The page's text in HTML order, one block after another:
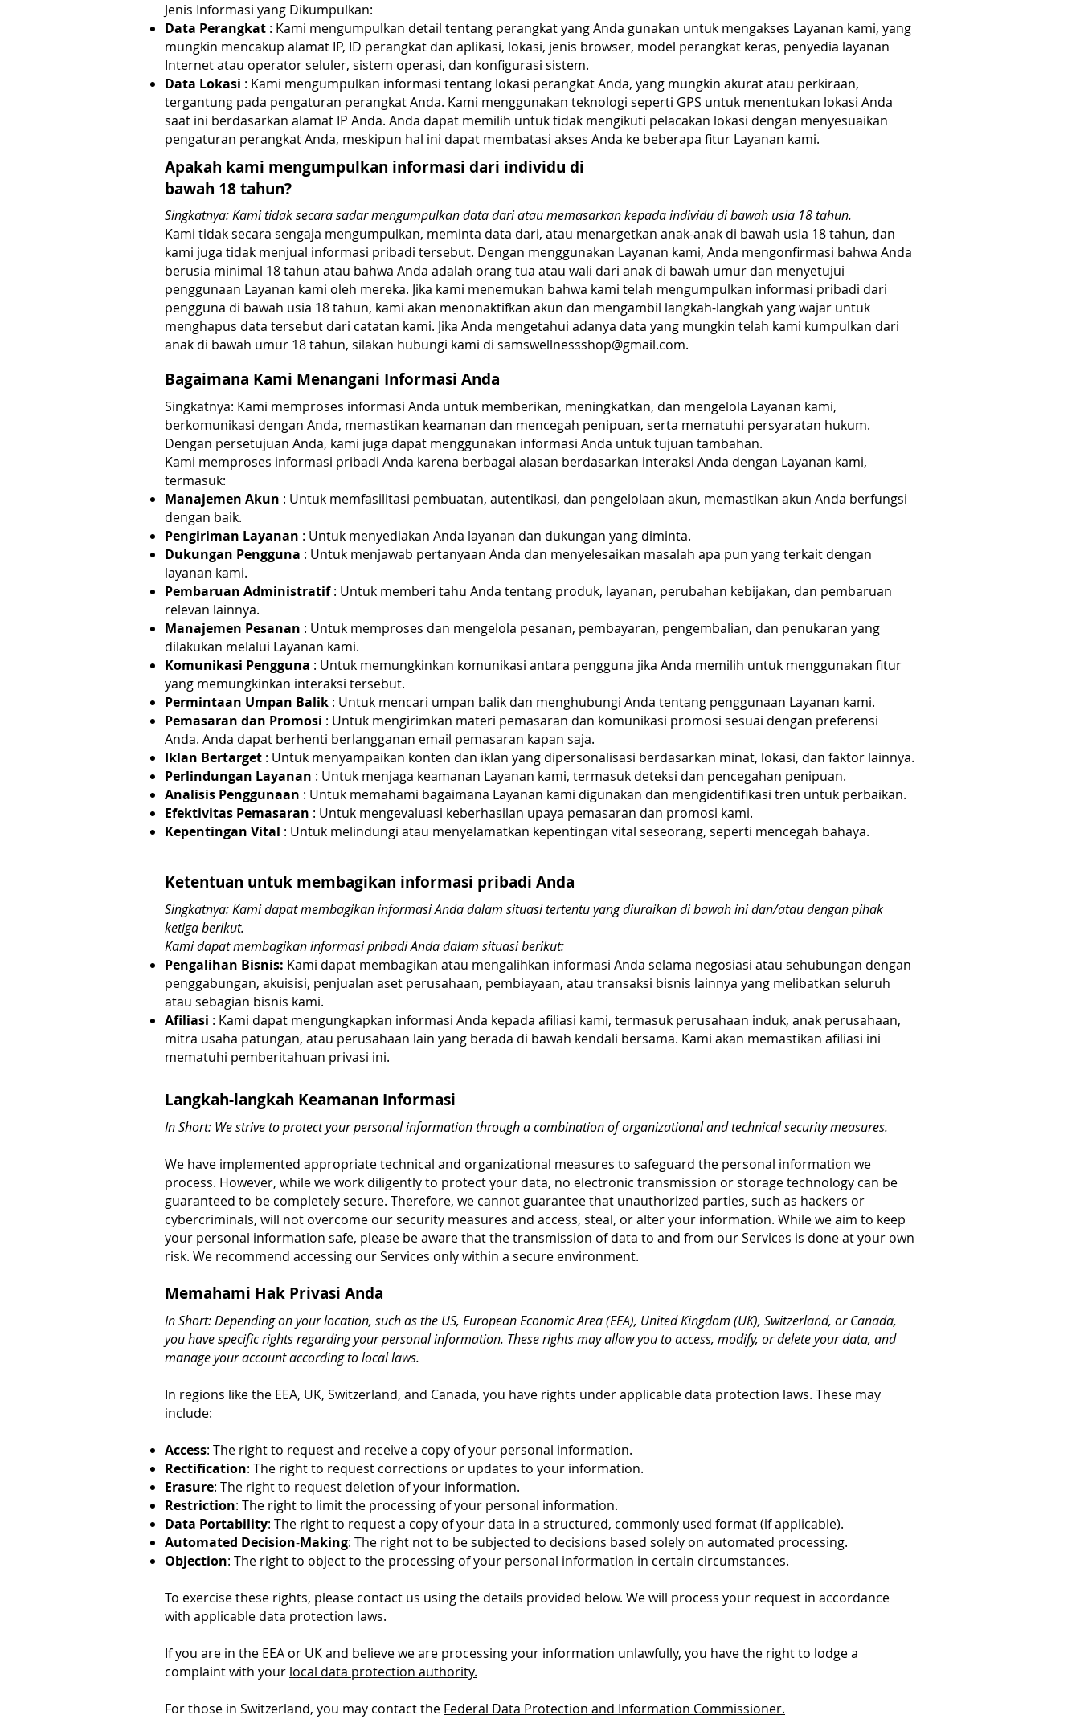
Jenis Informasi yang Dikumpulkan:
Data Perangkat : Kami mengumpulkan detail tentang perangkat yang Anda gunakan untuk mengakses Layanan kami, yang
mungkin mencakup alamat IP, ID perangkat dan aplikasi, lokasi, jenis browser, model perangkat keras, penyedia layanan
Internet atau operator seluler, sistem operasi, dan konfigurasi sistem.
Data Lokasi : Kami mengumpulkan informasi tentang lokasi perangkat Anda, yang mungkin akurat atau perkiraan,
tergantung pada pengaturan perangkat Anda. Kami menggunakan teknologi seperti GPS untuk menentukan lokasi Anda
saat ini berdasarkan alamat IP Anda. Anda dapat memilih untuk tidak mengikuti pelacakan lokasi dengan menyesuaikan
pengaturan perangkat Anda, meskipun hal ini dapat membatasi akses Anda ke beberapa fitur Layanan kami.
Apakah kami mengumpulkan informasi dari individu di
bawah 18 tahun?
Singkatnya: Kami tidak secara sadar mengumpulkan data dari atau memasarkan kepada individu di bawah usia 18 tahun.
Kami tidak secara sengaja mengumpulkan, meminta data dari, atau menargetkan anak-anak di bawah usia 18 tahun, dan
kami juga tidak menjual informasi pribadi tersebut. Dengan menggunakan Layanan kami, Anda mengonfirmasi bahwa Anda
berusia minimal 18 tahun atau bahwa Anda adalah orang tua atau wali dari anak di bawah umur dan menyetujui
penggunaan Layanan kami oleh mereka. Jika kami menemukan bahwa kami telah mengumpulkan informasi pribadi dari
pengguna di bawah usia 18 tahun, kami akan menonaktifkan akun dan mengambil langkah-langkah yang wajar untuk
menghapus data tersebut dari catatan kami. Jika Anda mengetahui adanya data yang mungkin telah kami kumpulkan dari
anak di bawah umur 18 tahun, silakan hubungi kami di samswellnessshop@gmail.com.
Bagaimana Kami Menangani Informasi Anda
Singkatnya: Kami memproses informasi Anda untuk memberikan, meningkatkan, dan mengelola Layanan kami,
berkomunikasi dengan Anda, memastikan keamanan dan mencegah penipuan, serta mematuhi persyaratan hukum.
Dengan persetujuan Anda, kami juga dapat menggunakan informasi Anda untuk tujuan tambahan.
Kami memproses informasi pribadi Anda karena berbagai alasan berdasarkan interaksi Anda dengan Layanan kami,
termasuk:
Manajemen Akun : Untuk memfasilitasi pembuatan, autentikasi, dan pengelolaan akun, memastikan akun Anda berfungsi
dengan baik.
Pengiriman Layanan : Untuk menyediakan Anda layanan dan dukungan yang diminta.
Dukungan Pengguna : Untuk menjawab pertanyaan Anda dan menyelesaikan masalah apa pun yang terkait dengan
layanan kami.
Pembaruan Administratif: Untuk memberi tahu Anda tentang produk, layanan, perubahan kebijakan, dan pembaruan
relevan lainnya.
Manajemen Pesanan : Untuk memproses dan mengelola pesanan, pembayaran, pengembalian, dan penukaran yang
dilakukan melalui Layanan kami.
Komunikasi Pengguna : Untuk memungkinkan komunikasi antara pengguna jika Anda memilih untuk menggunakan fitur
yang memungkinkan interaksi tersebut.
Permintaan Umpan Balik : Untuk mencari umpan balik dan menghubungi Anda tentang penggunaan Layanan kami.
Pemasaran dan Promosi : Untuk mengirimkan materi pemasaran dan komunikasi promosi sesuai dengan preferensi
Anda. Anda dapat berhenti berlangganan email pemasaran kapan saja.
Iklan Bertarget : Untuk menyampaikan konten dan iklan yang dipersonalisasi berdasarkan minat, lokasi, dan faktor lainnya.
Perlindungan Layanan : Untuk menjaga keamanan Layanan kami, termasuk deteksi dan pencegahan penipuan.
Analisis Penggunaan : Untuk memahami bagaimana Layanan kami digunakan dan mengidentifikasi tren untuk perbaikan.
Efektivitas Pemasaran : Untuk mengevaluasi keberhasilan upaya pemasaran dan promosi kami.
Kepentingan Vital : Untuk melindungi atau menyelamatkan kepentingan vital seseorang, seperti mencegah bahaya.
Ketentuan untuk membagikan informasi pribadi Anda
Singkatnya: Kami dapat membagikan informasi Anda dalam situasi tertentu yang diuraikan di bawah ini dan/atau dengan pihak
ketiga berikut.
Kami dapat membagikan informasi pribadi Anda dalam situasi berikut:
Pengalihan Bisnis: Kami dapat membagikan atau mengalihkan informasi Anda selama negosiasi atau sehubungan dengan
penggabungan, akuisisi, penjualan aset perusahaan, pembiayaan, atau transaksi bisnis lainnya yang melibatkan seluruh
atau sebagian bisnis kami.
Afiliasi : Kami dapat mengungkapkan informasi Anda kepada afiliasi kami, termasuk perusahaan induk, anak perusahaan,
mitra usaha patungan, atau perusahaan lain yang berada di bawah kendali bersama. Kami akan memastikan afiliasi ini
mematuhi pemberitahuan privasi ini.
Langkah-langkah Keamanan Informasi
In Short: We strive to protect your personal information through a combination of organizational and technical security measures.
We have implemented appropriate technical and organizational measures to safeguard the personal information we
process. However, while we work diligently to protect your data, no electronic transmission or storage technology can be
guaranteed to be completely secure. Therefore, we cannot guarantee that unauthorized parties, such as hackers or
cybercriminals, will not overcome our security measures and access, steal, or alter your information. While we aim to keep
your personal information safe, please be aware that the transmission of data to and from our Services is done at your own
risk. We recommend accessing our Services only within a secure environment.
Memahami Hak Privasi Anda
In Short: Depending on your location, such as the US, European Economic Area (EEA), United Kingdom (UK), Switzerland, or Canada,
you have specific rights regarding your personal information. These rights may allow you to access, modify, or delete your data, and
manage your account according to local laws.
In regions like the EEA, UK, Switzerland, and Canada, you have rights under applicable data protection laws. These may
include:
Access: The right to request and receive a copy of your personal information.
Rectification: The right to request corrections or updates to your information.
Erasure: The right to request deletion of your information.
Restriction: The right to limit the processing of your personal information.
Data Portability: The right to request a copy of your data in a structured, commonly used format (if applicable).
Automated Decision-Making: The right not to be subjected to decisions based solely on automated processing.
Objection: The right to object to the processing of your personal information in certain circumstances.
To exercise these rights, please contact us using the details provided below. We will process your request in accordance
with applicable data protection laws.
If you are in the EEA or UK and believe we are processing your information unlawfully, you have the right to lodge a
complaint with your local data protection authority.
For those in Switzerland, you may contact the Federal Data Protection and Information Commissioner.